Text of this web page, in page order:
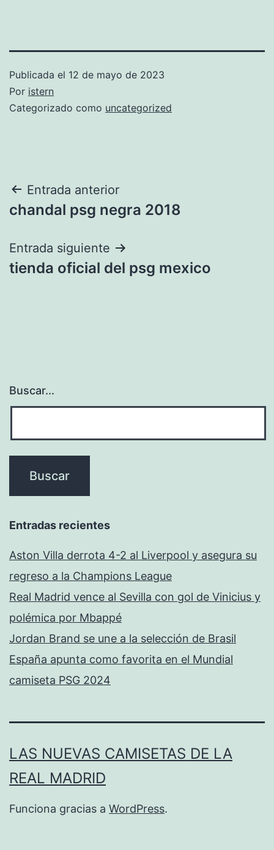
Publicada el 12 de mayo de 2023
Por istern
Categorizado como uncategorized
Navegación
de
entradas
Entrada anterior
chandal psg negra 2018
Entrada siguiente
tienda oficial del psg mexico
Buscar...
Entradas recientes
Aston Villa derrota 4-2 al Liverpool y asegura su
regreso a la Champions League
Real Madrid vence al Sevilla con gol de Vinicius y
polémica por Mbappé
Jordan Brand se une a la selección de Brasil
España apunta como favorita en el Mundial
camiseta PSG 2024
LAS NUEVAS CAMISETAS DE LA
REAL MADRID
Funciona gracias a WordPress.